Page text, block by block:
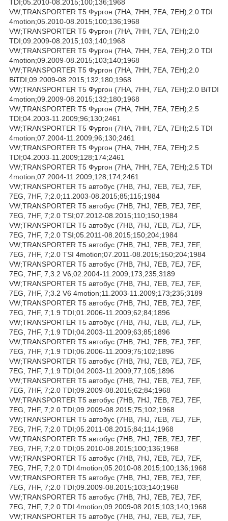
TDI;05.2010-08.2015;100;136;1968
VW;TRANSPORTER T5 Фургон (7HA, 7HH, 7EA, 7EH);2.0 TDI
4motion;05.2010-08.2015;100;136;1968
VW;TRANSPORTER T5 Фургон (7HA, 7HH, 7EA, 7EH);2.0
TDI;09.2009-08.2015;103;140;1968
VW;TRANSPORTER T5 Фургон (7HA, 7HH, 7EA, 7EH);2.0 TDI
4motion;09.2009-08.2015;103;140;1968
VW;TRANSPORTER T5 Фургон (7HA, 7HH, 7EA, 7EH);2.0
BiTDI;09.2009-08.2015;132;180;1968
VW;TRANSPORTER T5 Фургон (7HA, 7HH, 7EA, 7EH);2.0 BiTDI
4motion;09.2009-08.2015;132;180;1968
VW;TRANSPORTER T5 Фургон (7HA, 7HH, 7EA, 7EH);2.5
TDI;04.2003-11.2009;96;130;2461
VW;TRANSPORTER T5 Фургон (7HA, 7HH, 7EA, 7EH);2.5 TDI
4motion;07.2004-11.2009;96;130;2461
VW;TRANSPORTER T5 Фургон (7HA, 7HH, 7EA, 7EH);2.5
TDI;04.2003-11.2009;128;174;2461
VW;TRANSPORTER T5 Фургон (7HA, 7HH, 7EA, 7EH);2.5 TDI
4motion;07.2004-11.2009;128;174;2461
VW;TRANSPORTER T5 автобус (7HB, 7HJ, 7EB, 7EJ, 7EF,
7EG, 7HF, 7;2.0;11.2003-08.2015;85;115;1984
VW;TRANSPORTER T5 автобус (7HB, 7HJ, 7EB, 7EJ, 7EF,
7EG, 7HF, 7;2.0 TSI;07.2012-08.2015;110;150;1984
VW;TRANSPORTER T5 автобус (7HB, 7HJ, 7EB, 7EJ, 7EF,
7EG, 7HF, 7;2.0 TSI;05.2011-08.2015;150;204;1984
VW;TRANSPORTER T5 автобус (7HB, 7HJ, 7EB, 7EJ, 7EF,
7EG, 7HF, 7;2.0 TSI 4motion;07.2011-08.2015;150;204;1984
VW;TRANSPORTER T5 автобус (7HB, 7HJ, 7EB, 7EJ, 7EF,
7EG, 7HF, 7;3.2 V6;02.2004-11.2009;173;235;3189
VW;TRANSPORTER T5 автобус (7HB, 7HJ, 7EB, 7EJ, 7EF,
7EG, 7HF, 7;3.2 V6 4motion;11.2003-11.2009;173;235;3189
VW;TRANSPORTER T5 автобус (7HB, 7HJ, 7EB, 7EJ, 7EF,
7EG, 7HF, 7;1.9 TDI;01.2006-11.2009;62;84;1896
VW;TRANSPORTER T5 автобус (7HB, 7HJ, 7EB, 7EJ, 7EF,
7EG, 7HF, 7;1.9 TDI;04.2003-11.2009;63;85;1896
VW;TRANSPORTER T5 автобус (7HB, 7HJ, 7EB, 7EJ, 7EF,
7EG, 7HF, 7;1.9 TDI;06.2006-11.2009;75;102;1896
VW;TRANSPORTER T5 автобус (7HB, 7HJ, 7EB, 7EJ, 7EF,
7EG, 7HF, 7;1.9 TDI;04.2003-11.2009;77;105;1896
VW;TRANSPORTER T5 автобус (7HB, 7HJ, 7EB, 7EJ, 7EF,
7EG, 7HF, 7;2.0 TDI;09.2009-08.2015;62;84;1968
VW;TRANSPORTER T5 автобус (7HB, 7HJ, 7EB, 7EJ, 7EF,
7EG, 7HF, 7;2.0 TDI;09.2009-08.2015;75;102;1968
VW;TRANSPORTER T5 автобус (7HB, 7HJ, 7EB, 7EJ, 7EF,
7EG, 7HF, 7;2.0 TDI;05.2011-08.2015;84;114;1968
VW;TRANSPORTER T5 автобус (7HB, 7HJ, 7EB, 7EJ, 7EF,
7EG, 7HF, 7;2.0 TDI;05.2010-08.2015;100;136;1968
VW;TRANSPORTER T5 автобус (7HB, 7HJ, 7EB, 7EJ, 7EF,
7EG, 7HF, 7;2.0 TDI 4motion;05.2010-08.2015;100;136;1968
VW;TRANSPORTER T5 автобус (7HB, 7HJ, 7EB, 7EJ, 7EF,
7EG, 7HF, 7;2.0 TDI;09.2009-08.2015;103;140;1968
VW;TRANSPORTER T5 автобус (7HB, 7HJ, 7EB, 7EJ, 7EF,
7EG, 7HF, 7;2.0 TDI 4motion;09.2009-08.2015;103;140;1968
VW;TRANSPORTER T5 автобус (7HB, 7HJ, 7EB, 7EJ, 7EF,